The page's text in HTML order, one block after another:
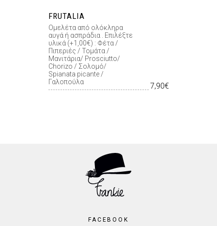
FRUTALIA
Ομελέτα από ολόκληρα
αυγά ή ασπράδια . Επιλέξτε
υλικά (+1,00€) : Φέτα /
Πιπεριές / Τομάτα /
Μανιτάρια/ Prosciutto/
Chorizo / Σολομό/
Spianata picante /
Γαλοπούλα
7,90€
FACEBOOK